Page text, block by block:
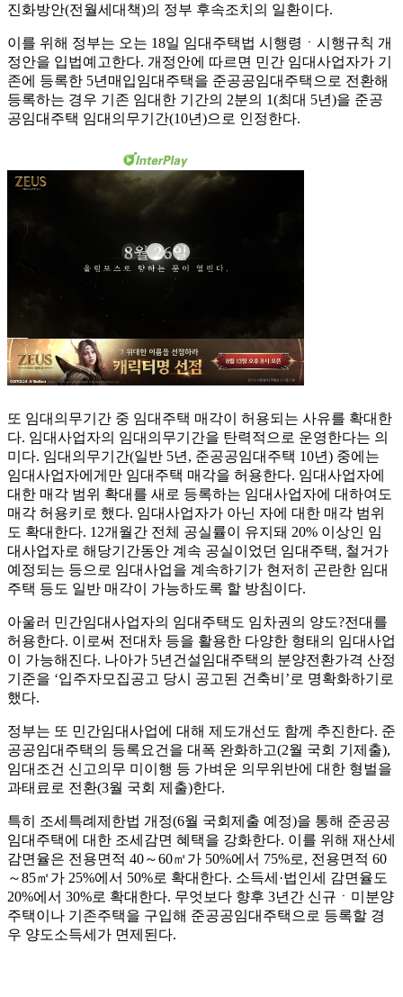
진화방안(전월세대책)의 정부 후속조치의 일환이다.
이를 위해 정부는 오는 18일 임대주택법 시행령ㆍ시행규칙 개
정안을 입법예고한다. 개정안에 따르면 민간 임대사업자가 기
존에 등록한 5년매입임대주택을 준공공임대주택으로 전환해
등록하는 경우 기존 임대한 기간의 2분의 1(최대 5년)을 준공
공임대주택 임대의무기간(10년)으로 인정한다.
또 임대의무기간 중 임대주택 매각이 허용되는 사유를 확대한
다. 임대사업자의 임대의무기간을 탄력적으로 운영한다는 의
미다. 임대의무기간(일반 5년, 준공공임대주택 10년) 중에는
임대사업자에게만 임대주택 매각을 허용한다. 임대사업자에
대한 매각 범위 확대를 새로 등록하는 임대사업자에 대하여도
매각 허용키로 했다. 임대사업자가 아닌 자에 대한 매각 범위
도 확대한다. 12개월간 전체 공실률이 유지돼 20% 이상인 임
대사업자로 해당기간동안 계속 공실이었던 임대주택, 철거가
예정되는 등으로 임대사업을 계속하기가 현저히 곤란한 임대
주택 등도 일반 매각이 가능하도록 할 방침이다.
아울러 민간임대사업자의 임대주택도 임차권의 양도?전대를
허용한다. 이로써 전대차 등을 활용한 다양한 형태의 임대사업
이 가능해진다. 나아가 5년건설임대주택의 분양전환가격 산정
기준을 ‘입주자모집공고 당시 공고된 건축비’로 명확화하기로
했다.
정부는 또 민간임대사업에 대해 제도개선도 함께 추진한다. 준
공공임대주택의 등록요건을 대폭 완화하고(2월 국회 기제출),
임대조건 신고의무 미이행 등 가벼운 의무위반에 대한 형벌을
과태료로 전환(3월 국회 제출)한다.
특히 조세특례제한법 개정(6월 국회제출 예정)을 통해 준공공
임대주택에 대한 조세감면 혜택을 강화한다. 이를 위해 재산세
감면율은 전용면적 40～60㎡가 50%에서 75%로, 전용면적 60
～85㎡가 25%에서 50%로 확대한다. 소득세·법인세 감면율도
20%에서 30%로 확대한다. 무엇보다 향후 3년간 신규ㆍ미분양
주택이나 기존주택을 구입해 준공공임대주택으로 등록할 경
우 양도소득세가 면제된다.